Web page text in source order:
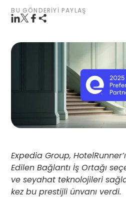
BU GÖNDERIYI PAYLAŞ
Expedia Group,
Edilen Bağlantı İş Ortağı
ve seyahat teknolojileri
kez bu prestijli ünvanı verdi.